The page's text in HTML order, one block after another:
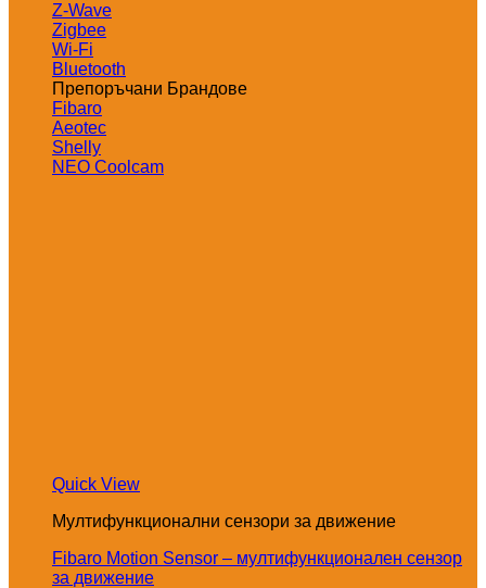
Z-Wave
Zigbee
Wi-Fi
Bluetooth
Препоръчани Брандове
Fibaro
Aeotec
Shelly
NEO Coolcam
Quick View
Мултифункционални сензори за движение
Fibaro Motion Sensor – мултифункционален сензор
за движение